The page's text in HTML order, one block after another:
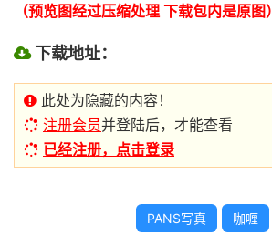
（预览图经过压缩处理 下载包内是原图）
下载地址：
此处为隐藏的内容！
注册会员并登陆后，才能查看
已经注册，点击登录
PANS写真 咖喱